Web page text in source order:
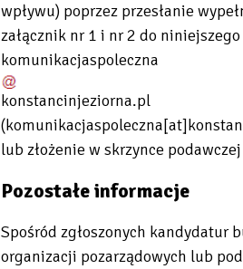
wpływu) poprzez przesłanie
załącznik nr 1 i nr 2 do
komunikacjaspoleczna
konstancinjeziorna.pl
lub złożenie w skrzynce
Pozostałe informacje
Spośród zgłoszonych
organizacji pozarządowych lub